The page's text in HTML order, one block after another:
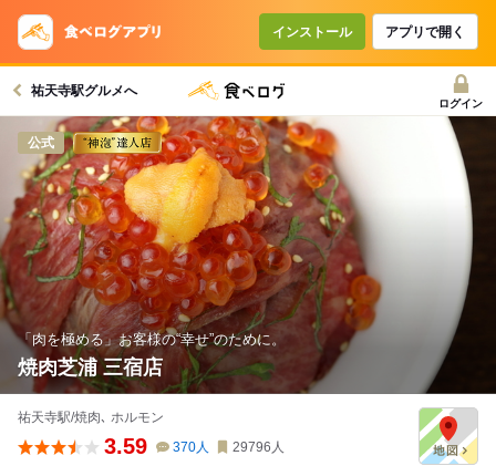
インストール アプリで開く
祐天寺駅グルメへ
ログイン
公式
「肉を極める」お客様の“幸せ”のために。
焼肉芝浦 三宿店
祐天寺駅/焼肉､ ホルモン
3.59 370人 29796 人
コースで使えるクーポン
戻る
クーポンを利用せず予約する